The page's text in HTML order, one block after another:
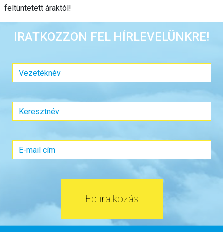
feltüntetett áraktól!
IRATKOZZON FEL HÍRLEVELÜNKRE!
Feliratkozás